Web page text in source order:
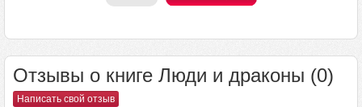
Отзывы о книге Люди и драконы (0)
Написать свой отзыв